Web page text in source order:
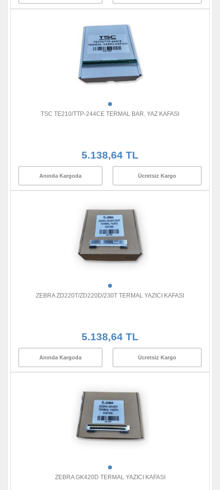
TSC TE210/TTP-244CE TERMAL BAR. YAZ KAFASI
5.138,64 TL
Anında Kargoda Ücretsiz Kargo
ZEBRA ZD220T/ZD220D/230T TERMAL YAZICI KAFASI
5.138,64 TL
Anında Kargoda Ücretsiz Kargo
ZEBRA GK420D TERMAL YAZICI KAFASI